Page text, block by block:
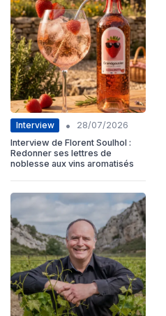
Interview •
28/07/2026
Interview de Florent Soulhol :
Redonner ses lettres de
noblesse aux vins aromatisés